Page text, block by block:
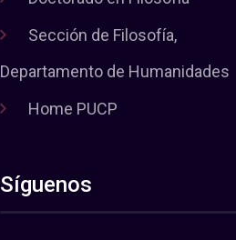
Sección de Filosofía,
Departamento de Humanidades
Home PUCP
Síguenos